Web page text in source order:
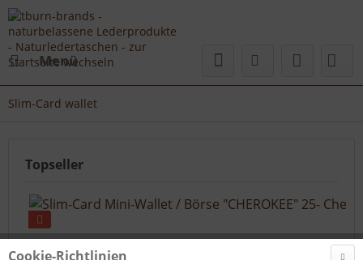
Menü
Slim-Card wallet
Topseller
Cookie-Richtlinien